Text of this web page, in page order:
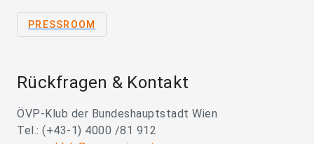
PRESSROOM
Rückfragen & Kontakt
ÖVP-Klub der Bundeshauptstadt Wien
Tel.: (+43-1) 4000 /81 912